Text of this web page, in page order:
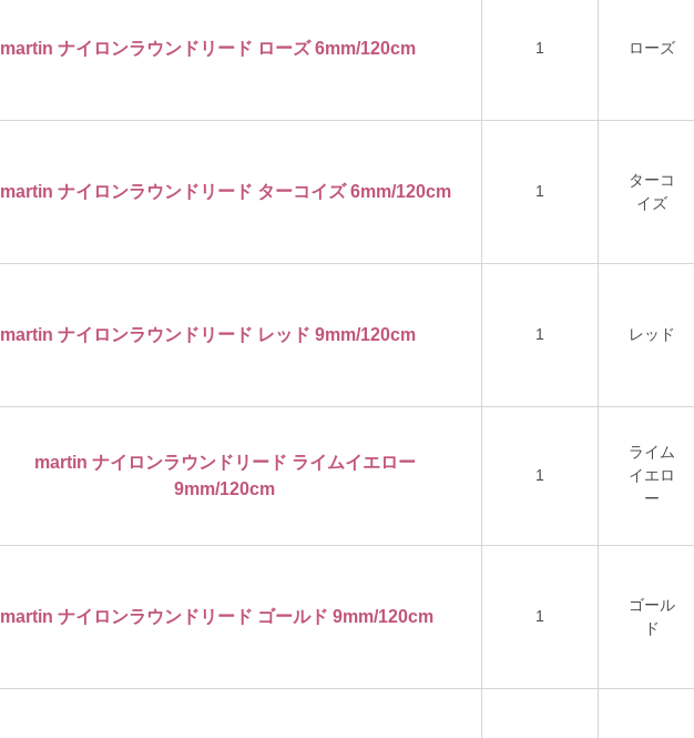
martin ナイロンラウンドリード ローズ 6mm/120cm 1 ローズ
martin ナイロンラウンドリード ターコイズ 6mm/120cm 1
ターコ
イズ
martin ナイロンラウンドリード レッド 9mm/120cm 1 レッド
martin ナイロンラウンドリード ライムイエロー
9mm/120cm
1
ライム
イエロ
ー
martin ナイロンラウンドリード ゴールド 9mm/120cm 1
ゴール
ド